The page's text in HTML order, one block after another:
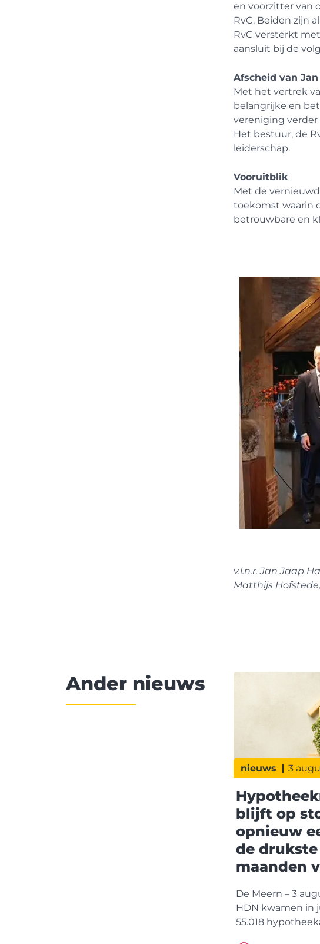
en voorzitter van
RvC. Beiden zijn
RvC versterkt
aansluit bij de
Afscheid van
Met het vertrek
belangrijke en
vereniging
Het bestuur, de
leiderschap.
Vooruitblik
Met de
toekomst waarin
betrouwbare en
v.l.n.r.Jan Jaap
Matthijs
Ander nieuws
nieuws 3
blijft op
opnieuw
de drukste
maanden
De Meern – 3
HDN kwamen in
55.018